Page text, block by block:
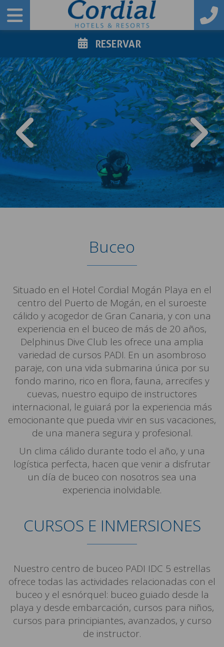
RESERVAR
PREVIOUS
Buceo
Situado en el Hotel Cordial Mogán Playa en el
centro del Puerto de Mogán, en el suroeste
cálido y acogedor de Gran Canaria, y con una
experiencia en el buceo de más de 20 años,
Delphinus Dive Club les ofrece una amplia
variedad de cursos PADI. En un asombroso
paraje, con una vida submarina única por su
fondo marino, rico en flora, fauna, arrecifes y
cuevas, nuestro equipo de instructores
internacional, le guiará por la experiencia más
emocionante que pueda vivir en sus vacaciones,
de una manera segura y profesional.
Un clima cálido durante todo el año, y una
logística perfecta, hacen que venir a disfrutar
un día de buceo con nosotros sea una
experiencia inolvidable.
CURSOS E INMERSIONES
Nuestro centro de buceo PADI IDC 5 estrellas
ofrece todas las actividades relacionadas con el
buceo y el esnórquel: buceo guiado desde la
playa y desde embarcación, cursos para niños,
cursos para principiantes, avanzados, y curso
de instructor.